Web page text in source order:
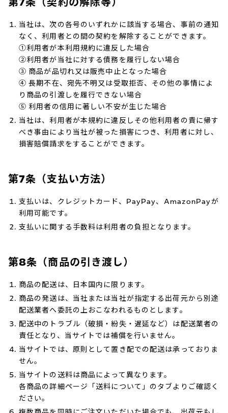
当社は、次の各号のいずれかに該当する場合、事前の通知
なく、利用者との間の契約を解除することができます。
①利用者が本利用規約に違反した場合
②利用者が当社に対する債務を履行しない場合
③ 商品が品切れ又は販売中止となった場合
④ 長期不在、宛先不明又は受取拒否、その他の事情によ
り商品の引渡しを履行できない場合
⑤ 利用者の信用に著しい不安が生じた場合
当社は、利用者が本規約に違反しその他利用者の責に帰す
べき事由により当社が被った損害につき、利用者に対し、
損害賠償請求をすることができます。
第7条（支払い方法）
支払いは、クレジットカード、PayPay、AmazonPayが
利用可能です。
支払いに関する手数料は利用者の負担となります。
第8条（商品の引き渡し）
商品の配送は、日本国内に限ります。
商品の発送は、当社または当社が指定する出荷元から別途
配送業者へ委託の上おこなわれるものとします。
配送中のトラブル（破損・紛失・遅延など）は配送業者の
責任となり、当サイトでは補償を行いません。
当サイトでは、原則として置き配での配送は承っておりま
せん。
当サイトの送料は商品によって異なります。
各商品の詳細ページ「送料について」のタブよりご確認く
ださい。